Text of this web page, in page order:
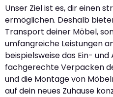
Unser Ziel ist es, dir einen
ermöglichen. Deshalb
Transport deiner Möbel,
umfangreiche Leistungen
beispielsweise das Ein- und
fachgerechte Verpacken
und die Montage von
auf dein neues Zuhause